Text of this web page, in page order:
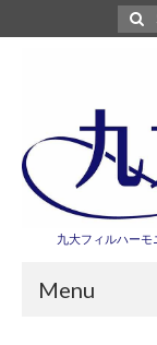
for:
九大フィルハーモ
Menu